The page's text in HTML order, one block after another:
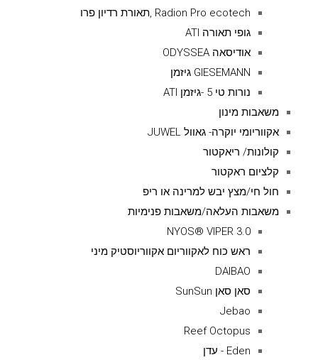
Radion Pro ecotech ,תאורת רדיון פרו
גופי תאורה ATI
אודיסאה ODYSSEA
GIESEMANN גיזמן
נורות טי 5 -גיזמן ATI
משאבות מינון
אקווריומי יוקרה- גאוול JUWEL
קולונות/ ריאקטור
קלציום ראקטור
חול חי/מצץ יבש למרינה או ריפ
משאבות העלאה/משאבות פנימיות
NYOS® VIPER 3.0
ראש כוח לאקווריום אקווריוסטיק מיני
DAIBAO
סאן סאן SunSun
Jebao
Reef Octopus
Eden - עדן